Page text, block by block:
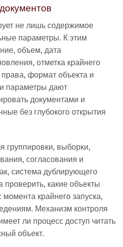
не лишь содержимое
параметры. К этим
объем, дата
отметка крайнего
права, формат объекта и
параметры дают
документами и
без глубокого открытия
группировки, выборки,
согласования и
система дублирующего
какие объекты
крайнего запуска,
Механизм контроля
ли процесс доступ читать
объект.